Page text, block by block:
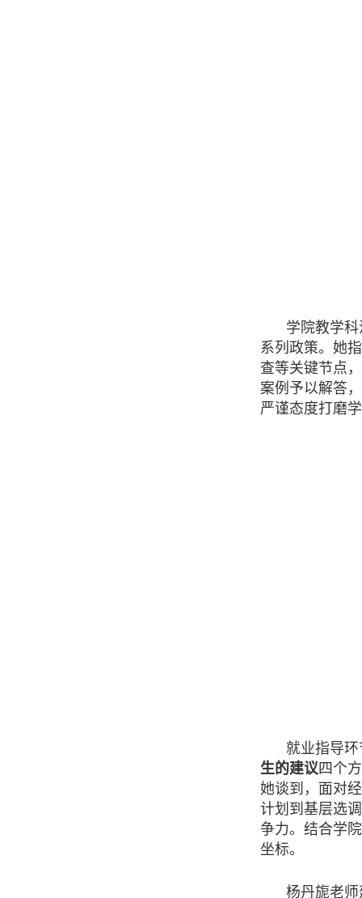
学院教学科
系列政策。她
查等关键节点
案例予以解答
严谨态度打磨
就业指导
生的建议四个
她谈到，面对
计划到基层选
争力。结合学
坐标。
杨丹旎老师